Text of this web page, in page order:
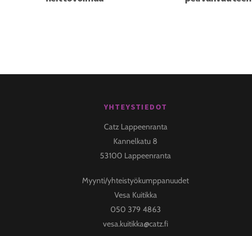
YHTEYSTIEDOT
Catz Lappeenranta
Kannelkatu 8
53100 Lappeenranta
Myynti/yhteistyökumppanuudet
Vesa Kuitikka
050 379 4863
vesa.kuitikka@catz.fi